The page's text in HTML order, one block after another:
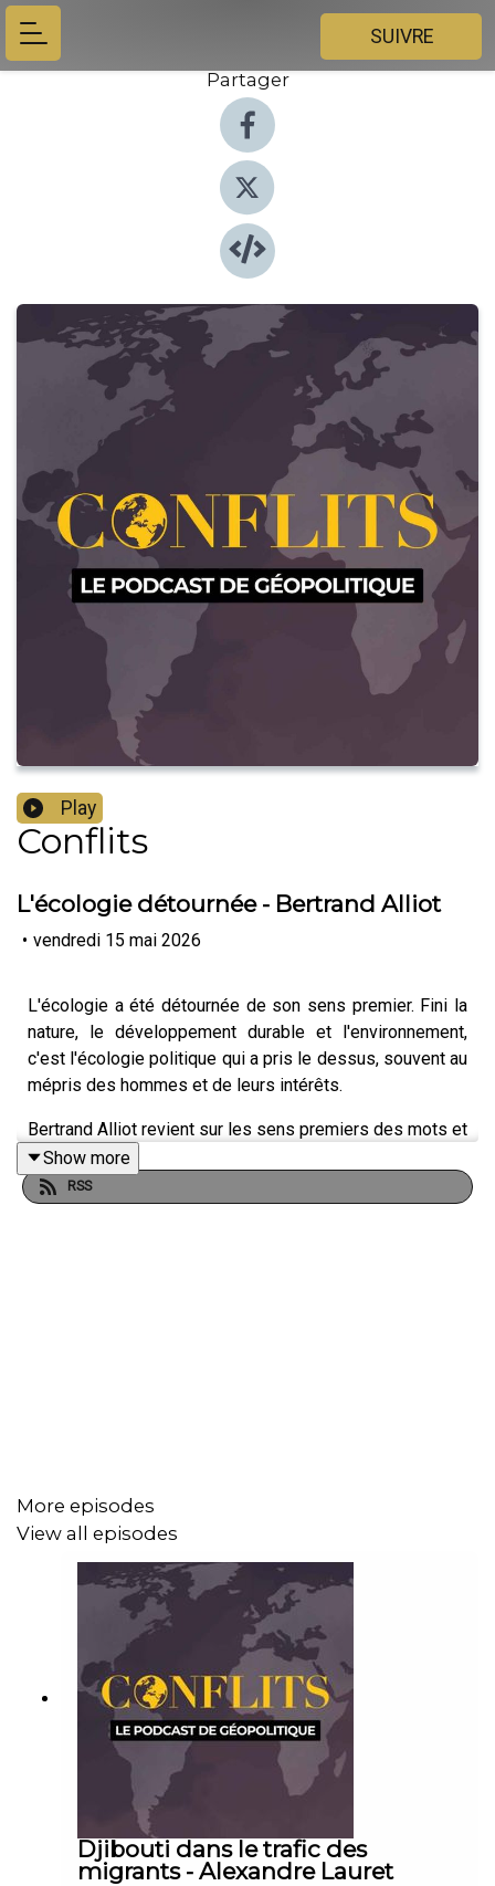
SUIVRE
Partager
Play
Conflits
L'écologie détournée - Bertrand Alliot
• vendredi 15 mai 2026
L'écologie a été détournée de son sens premier. Fini la
nature, le développement durable et l'environnement,
c'est l'écologie politique qui a pris le dessus, souvent au
mépris des hommes et de leurs intérêts.
Bertrand Alliot revient sur les sens premiers des mots et
la façon dont l'écologie a été détournée au profit de
combats politiques.
Show more
RSS
More episodes
View all episodes
Djibouti dans le trafic des
migrants - Alexandre Lauret